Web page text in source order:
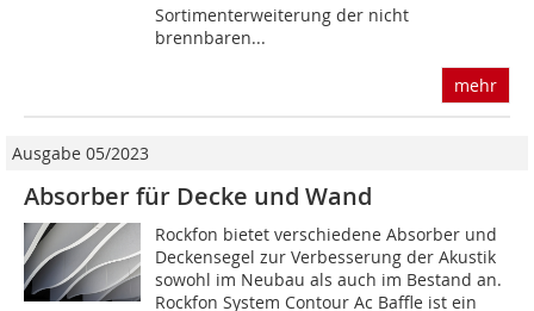
Sortimenterweiterung der nicht
brennbaren...
mehr
Ausgabe 05/2023
Absorber für Decke und Wand
Rockfon bietet verschiedene Absorber und
Deckensegel zur Verbesserung der Akustik
sowohl im Neubau als auch im Bestand an.
Rockfon System Contour Ac Baffle ist ein